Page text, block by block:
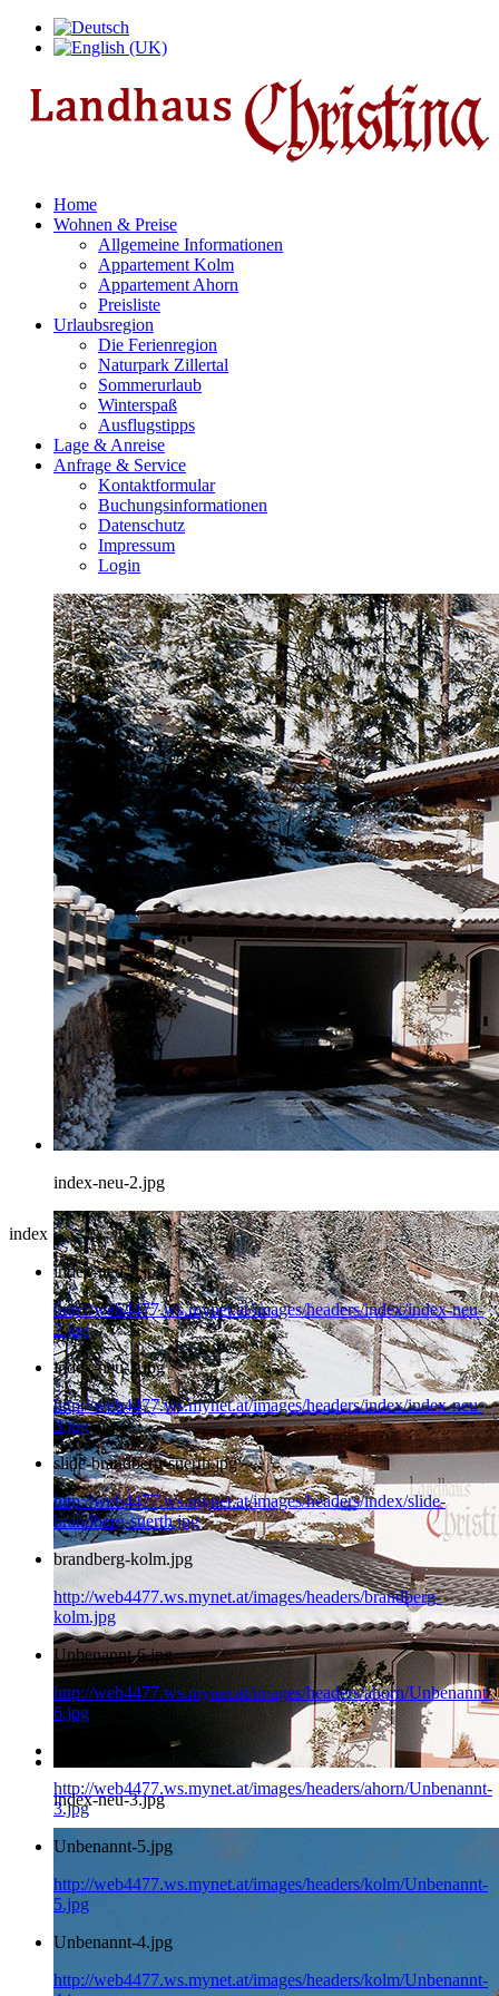
Home
Wohnen & Preise
Allgemeine Informationen
Appartement Kolm
Appartement Ahorn
Preisliste
Urlaubsregion
Die Ferienregion
Naturpark Zillertal
Sommerurlaub
Winterspaß
Ausflugstipps
Lage & Anreise
Anfrage & Service
Kontaktformular
Buchungsinformationen
Datenschutz
Impressum
Login
index-neu-2.jpg
index-neu-3.jpg
index
index-neu-2.jpg
http://web4477.ws.mynet.at/images/headers/index/index-neu-
2.jpg
index-neu-3.jpg
http://web4477.ws.mynet.at/images/headers/index/index-neu-
3.jpg
slide-brandberg-suerth.jpg
http://web4477.ws.mynet.at/images/headers/index/slide-
brandberg-suerth.jpg
brandberg-kolm.jpg
http://web4477.ws.mynet.at/images/headers/brandberg-
kolm.jpg
Unbenannt-6.jpg
http://web4477.ws.mynet.at/images/headers/ahorn/Unbenannt-
6.jpg
Unbenannt-3.jpg
http://web4477.ws.mynet.at/images/headers/ahorn/Unbenannt-
3.jpg
Unbenannt-5.jpg
http://web4477.ws.mynet.at/images/headers/kolm/Unbenannt-
5.jpg
Unbenannt-4.jpg
http://web4477.ws.mynet.at/images/headers/kolm/Unbenannt-